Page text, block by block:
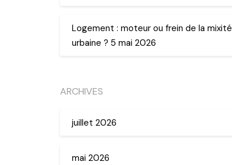
Logement : moteur ou frein de la mixité
urbaine ? 5 mai 2026
ARCHIVES
juillet 2026
mai 2026